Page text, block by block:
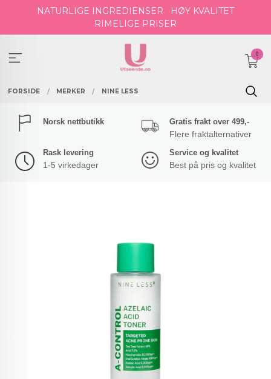
NATURLIGE INGREDIENSER
HØY KVALITET
RIMELIGE PRISER
0
FORSIDE MERKER NINE LESS
Norsk nettbutikk Gratis frakt over 499,-
Flere fraktalternativer
Rask levering
1-5 virkedager
Service og kvalitet
Best på pris og kvalitet